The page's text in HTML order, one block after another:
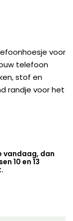
voor
telefoon
stof en
randje voor het
vandaag, dan
10 en 13